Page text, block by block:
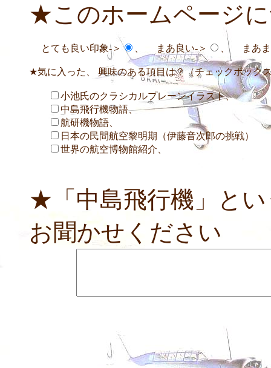
★このホームページ
とても良い印象-＞ 、 まあ良い-＞ 、 まあ
★気に入った、 興味のある項目は？（チェックボック
小池氏のクラシカルプレーンイラスト、
中島飛行機物語、
航研機物語、
日本の民間航空黎明期（伊藤音次郎の挑戦）
世界の航空博物館紹介、
★「中島飛行機」と
お聞かせください